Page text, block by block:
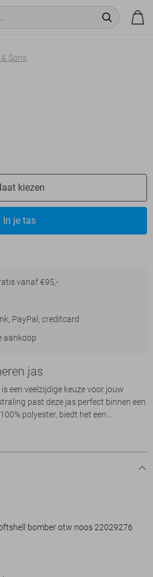
Sons
kiezen
In je tas
vanaf €95,-
PayPal, creditcard
aankoop
jas
een veelzijdige keuze voor jouw
past deze jas perfect binnen een
polyester, biedt het een
is voor het hele jaar door. De jas
je goed beschermd tegen
terwijl de zwarte kleur zorgt voor
is deze jas ideaal voor dagelijks
kantoor of tijdens een informele
om snel de jas aan te trekken
hij goed bestand is tegen een
bomber otw noos 22029276